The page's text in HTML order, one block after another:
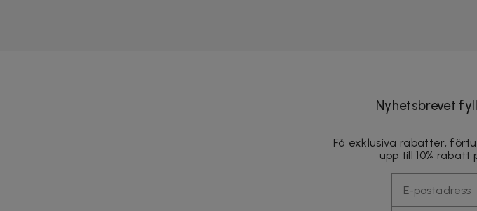
Nyhetsbrevet
Få exklusiva rabatter,
upp till 10%